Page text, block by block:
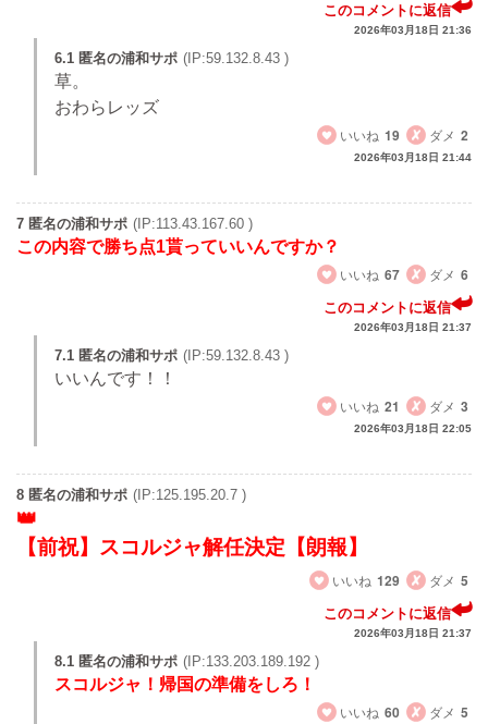
このコメントに返信
2026年03月18日 21:36
6.1 匿名の浦和サポ (IP:59.132.8.43 )
草。
おわらレッズ
いいね 19 ダメ 2
2026年03月18日 21:44
7 匿名の浦和サポ (IP:113.43.167.60 )
この内容で勝ち点1貰っていいんですか？
いいね 67 ダメ 6
このコメントに返信
2026年03月18日 21:37
7.1 匿名の浦和サポ (IP:59.132.8.43 )
いいんです！！
いいね 21 ダメ 3
2026年03月18日 22:05
8 匿名の浦和サポ (IP:125.195.20.7 )
【前祝】スコルジャ解任決定【朗報】
いいね 129 ダメ 5
このコメントに返信
2026年03月18日 21:37
8.1 匿名の浦和サポ (IP:133.203.189.192 )
スコルジャ！帰国の準備をしろ！
いいね 60 ダメ 5